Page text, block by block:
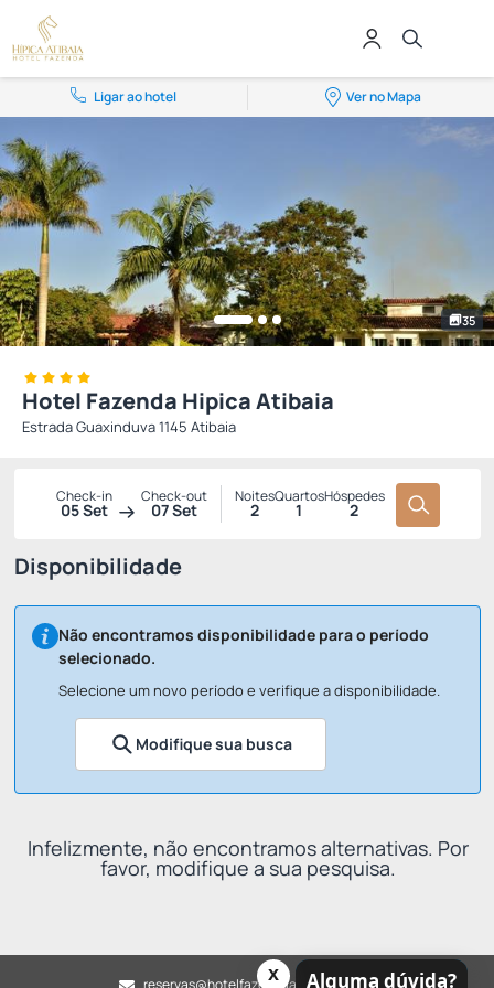
Ligar ao hotel Ver no Mapa
35
Hotel Fazenda Hipica Atibaia
Estrada Guaxinduva 1145 Atibaia
Check-in
05 Set
Check-out
07 Set
Noites
2
Quartos
1
Hóspedes
2
Disponibilidade
Não encontramos disponibilidade para o período
selecionado.
Selecione um novo período e verifique a disponibilidade.
Modifique sua busca
Infelizmente, não encontramos alternativas. Por
favor, modifique a sua pesquisa.
reservas@hotelfazendaatibaia.com.brAlguma dúvida?
x